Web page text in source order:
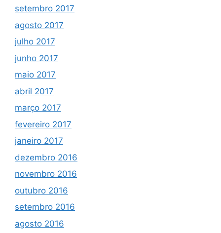
setembro 2017
agosto 2017
julho 2017
junho 2017
maio 2017
abril 2017
março 2017
fevereiro 2017
janeiro 2017
dezembro 2016
novembro 2016
outubro 2016
setembro 2016
agosto 2016